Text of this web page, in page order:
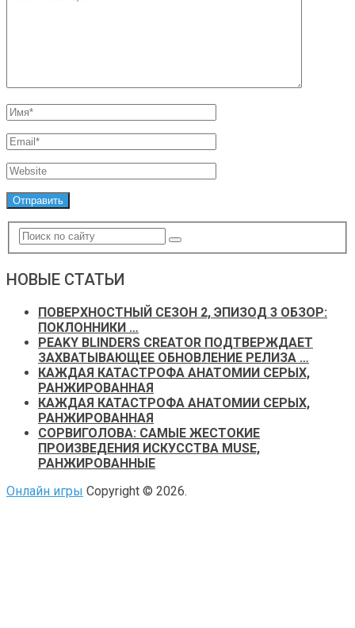
НОВЫЕ СТАТЬИ
ПОВЕРХНОСТНЫЙ СЕЗОН 2, ЭПИЗОД 3 ОБЗОР:
ПОКЛОННИКИ …
PEAKY BLINDERS CREATOR ПОДТВЕРЖДАЕТ
ЗАХВАТЫВАЮЩЕЕ ОБНОВЛЕНИЕ РЕЛИЗА …
КАЖДАЯ КАТАСТРОФА АНАТОМИИ СЕРЫХ,
РАНЖИРОВАННАЯ
КАЖДАЯ КАТАСТРОФА АНАТОМИИ СЕРЫХ,
РАНЖИРОВАННАЯ
СОРВИГОЛОВА: САМЫЕ ЖЕСТОКИЕ
ПРОИЗВЕДЕНИЯ ИСКУССТВА MUSE,
РАНЖИРОВАННЫЕ
Онлайн игры Copyright © 2026.